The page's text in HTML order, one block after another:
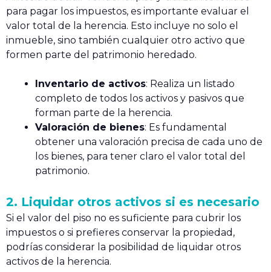
para pagar los impuestos, es importante evaluar el
valor total de la herencia. Esto incluye no solo el
inmueble, sino también cualquier otro activo que
formen parte del patrimonio heredado.
Inventario de activos: Realiza un listado
completo de todos los activos y pasivos que
forman parte de la herencia.
Valoración de bienes: Es fundamental
obtener una valoración precisa de cada uno de
los bienes, para tener claro el valor total del
patrimonio.
2. Liquidar otros activos si es necesario
Si el valor del piso no es suficiente para cubrir los
impuestos o si prefieres conservar la propiedad,
podrías considerar la posibilidad de liquidar otros
activos de la herencia.